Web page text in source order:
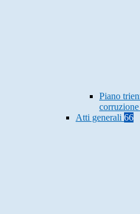
Piano
Atti generali 66